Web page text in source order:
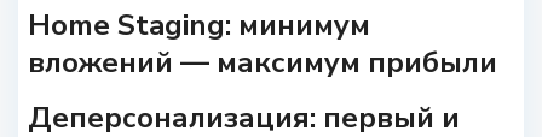
Home Staging: минимум
вложений — максимум прибыли
Деперсонализация: первый и